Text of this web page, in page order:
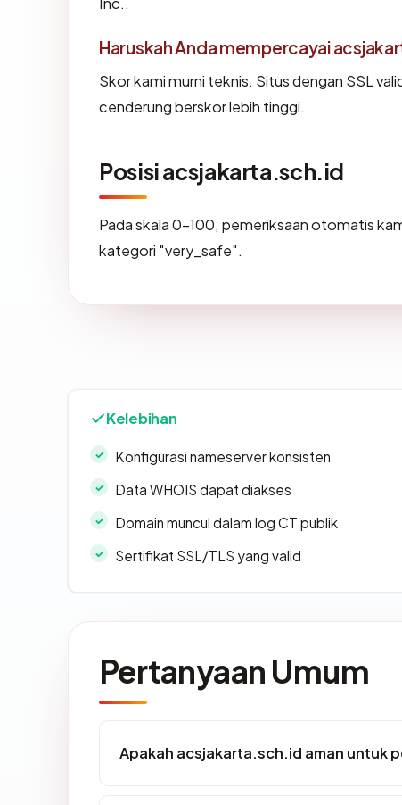
Haruskah Anda mempercayai
Skor kami murni teknis. Situs dengan SSL
cenderung berskor lebih tinggi.
Posisi acsjakarta.sch.id
Pada skala 0-100, pemeriksaan otomatis
kategori "very_safe".
Kelebihan
Konfigurasi nameserver konsisten
Data WHOIS dapat diakses
Domain muncul dalam log CT publik
Sertifikat SSL/TLS yang valid
Pertanyaan Umum
Apakah acsjakarta.sch.id aman untuk